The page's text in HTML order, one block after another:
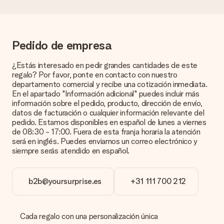
¿Cómo agrego una tarjeta de regalo a mi obsequio? /
¿Qué es exactamente una tarjeta de regalo?
Al hacer clic en 'Tarjeta gratis' en la cesta de la compra,
puedes agregar la tarjeta gratuita a tu regalo. Puedes poner
un mensaje personal en esta tarjeta para que el destinatario
sepa exactamente a quién agradecer por esta hermosa
sorpresa.
¿Está envuelto mi regalo?
Actualmente, no tenemos (aún) un servicio de envoltura de
regalos para envolver tu presente. Los regalos se envían en
una caja decorada con motivos de fiesta. Así, tu obsequio
está listo para ser entregado o enviarse directamente al
Tiempo de entrega, opciones de entrega y
¿Puedo elegir una fecha de entrega?
Pedido de empresa
¿Estás interesado en pedir grandes cantidades de este
regalo? Por favor, ponte en contacto con nuestro
departamento comercial y recibe una cotización inmediata.
En el apartado "Información adicional" puedes incluir más
información sobre el pedido, producto, dirección de envío,
datos de facturación o cualquier información relevante del
pedido. Estamos disponibles en español de lunes a viernes
de 08:30 - 17:00. Fuera de esta franja horaria la atención
será en inglés. Puedes enviarnos un correo electrónico y
siempre serás atendido en español.
b2b@yoursurprise.es +31 111 700 212
Cada regalo con una personalización única